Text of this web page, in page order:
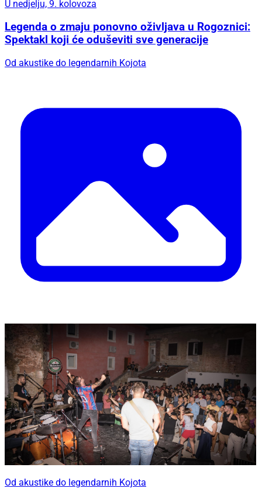
U nedjelju, 9. kolovoza
Legenda o zmaju ponovno oživljava u Rogoznici:
Spektakl koji će oduševiti sve generacije
Od akustike do legendarnih Kojota
Od akustike do legendarnih Kojota